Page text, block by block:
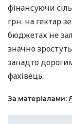
фінансуючи
грн. на гектар
бюджетах не
значно
занадто
фахівець.
За матеріалами: